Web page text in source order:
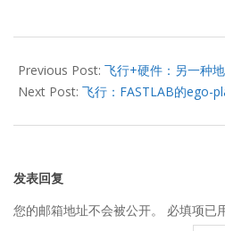
04-
16
Previous Post: 飞行+硬件：另一种
Next Post: 飞行：FASTLAB的ego-
发表回复
您的邮箱地址不会被公开。
必填项已